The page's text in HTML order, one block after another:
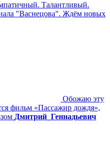
Талантливый.
"Васнецова". Ждём новых
Обожаю эту
фильм «Пассажир дождя»,
Дмитрий_Геннадьевич